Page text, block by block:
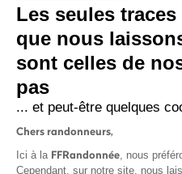
Les seules traces
que nous
sont celles de
pas
... et peut-être quelques
Chers randonneurs,
Ici à la FFRandonnée, nous
Cependant, sur notre site, nous